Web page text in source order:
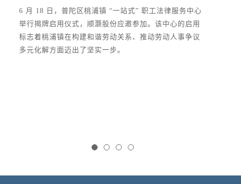
6 月 18 日，普陀区桃浦镇 “一站式” 职工法律服务中心
举行揭牌启用仪式，顺灏股份应邀参加。该中心的启用
标志着桃浦镇在构建和谐劳动关系、推动劳动人事争议
多元化解方面迈出了坚实一步。